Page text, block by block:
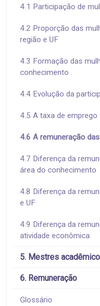
4.1 Participação de
4.2 Proporção das
região e UF
4.3 Formação das
conhecimento
4.4 Evolução da
4.5 A taxa de
4.6 A remuneração
4.7 Diferença da
área do conhecimento
4.8 Diferença da
e UF
4.9 Diferença da
atividade econômica
5. Mestres
6. Remuneração
Glossário